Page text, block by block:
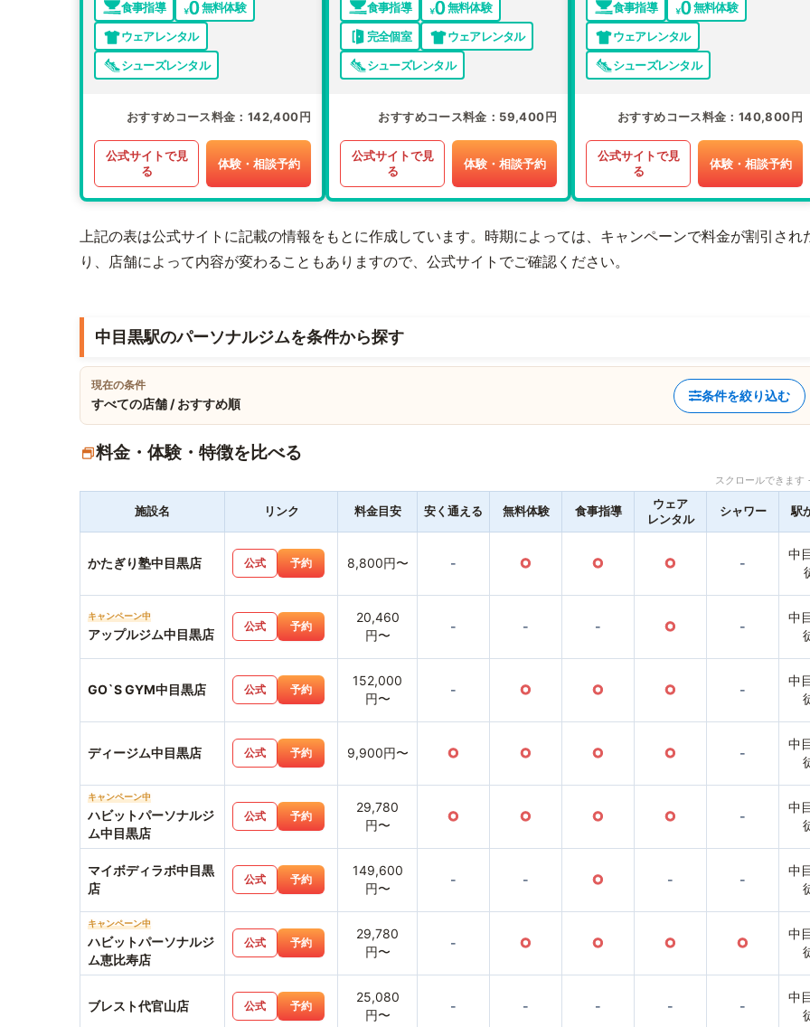
食事指導
無料体験
ウェアレンタル
シューズレンタル
おすすめコース料金 142,400円
公式サイトで見
る
体験・相談予約
食事指導
無料体験
完全個室
ウェアレンタル
シューズレンタル
おすすめコース料金 59,400円
公式サイトで見
る
体験・相談予約
食事指導
無料体験
ウェアレンタル
シューズレンタル
おすすめコース料金 140,800円
公式サイトで見
る
体験・相談予約
上記の表は公式サイトに記載の情報をもとに作成しています。時期によっては、キャンペーンで料金が割引され
り、店舗によって内容が変わることもありますので、公式サイトでご確認ください。
中目黒駅のパーソナルジムを条件から探す
現在の条件
すべての店舗 / おすすめ順
条件を絞り込む
料金・体験・特徴を比べる
スクロールできま
施設名 リンク 料金目安 安く通える 無料体験 食事指導
ウェア
レンタル
シャワー 駅
かたぎり塾中目黒店 公式 予約 8,800円〜 - ○ ○ ○ -
中
キャンペーン中
アップルジム中目黒店
公式 予約
20,460
円〜
- - - ○ -
中
GO`S GYM中目黒店 公式 予約
152,000
円〜
- ○ ○ ○ -
中
ディージム中目黒店 公式 予約 9,900円〜 ○ ○ ○ ○ -
中
キャンペーン中
ハビットパーソナルジ
ム中目黒店
公式 予約
29,780
円〜
○ ○ ○ ○ -
中
マイボディラボ中目黒
店
公式 予約
149,600
円〜
- - ○ - -
中
キャンペーン中
ハビットパーソナルジ
ム恵比寿店
公式 予約
29,780
円〜
- ○ ○ ○ ○
中
ブレスト代官山店 公式 予約
25,080
円〜
- - - - -
中